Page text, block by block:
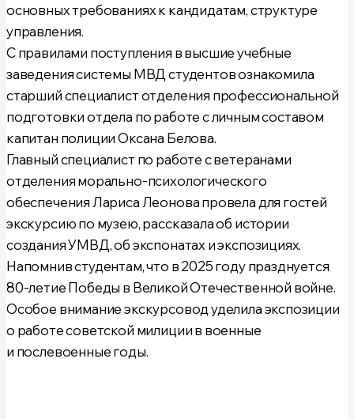
основных требованиях к кандидатам, структуре
управления.
С правилами поступления в высшие учебные
заведения системы МВД студентов ознакомила
старший специалист отделения профессиональной
подготовки отдела по работе с личным составом
капитан полицииОксана Белова.
Главный специалист по работе с ветеранами
отделения морально-психологического
обеспечения Лариса Леоновапровела для гостей
экскурсию по музею, рассказала об истории
создания УМВД, об экспонатах и экспозициях.
Напомнив студентам, что в 2025 году празднуется
80-летие Победы в Великой Отечественной войне.
Особое внимание экскурсовод уделила экспозиции
о работе советской милиции в военные
и послевоенные годы.